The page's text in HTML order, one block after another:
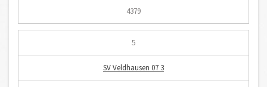
4379
5
SV Veldhausen 07 3